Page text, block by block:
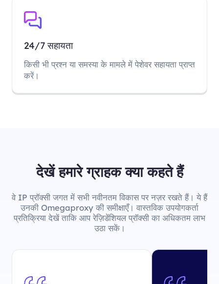
24/7 सहायता
किसी भी प्रश्न या समस्या के मामले में पेशेवर सहायता प्राप्त
करें।
देखें हमारे ग्राहक क्या कहते हैं
वे IP प्रॉक्सी जगत में सभी नवीनतम विकास पर नज़र रखते हैं। ये हैं
उनकी Omegaproxy की समीक्षाएँ। वास्तविक उपयोगकर्ता
प्रतिक्रिया देखें ताकि आप रेज़िडेंशियल प्रॉक्सी का अधिकतम लाभ
उठा सकें।